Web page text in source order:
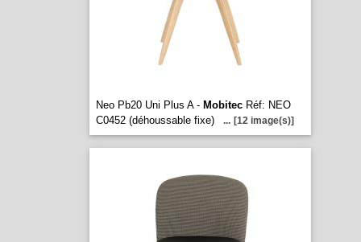
Neo Pb20 Uni Plus A - MobitecRéf: NEO
C0452 (déhoussable fixe)
... [12 image(s)]